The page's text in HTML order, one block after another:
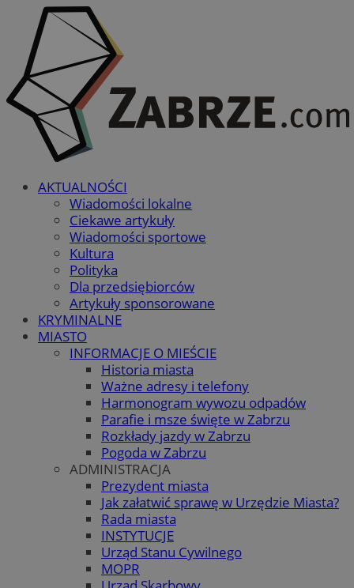
AKTUALNOŚCI
Wiadomości lokalne
Ciekawe artykuły
Wiadomości sportowe
Kultura
Polityka
Dla przedsiębiorców
Artykuły sponsorowane
KRYMINALNE
MIASTO
INFORMACJE O MIEŚCIE
Historia miasta
Ważne adresy i telefony
Harmonogram wywozu odpadów
Parafie i msze święte w Zabrzu
Rozkłady jazdy w Zabrzu
Pogoda w Zabrzu
ADMINISTRACJA
Prezydent miasta
Jak załatwić sprawę w Urzędzie Miasta?
Rada miasta
INSTYTUCJE
Urząd Stanu Cywilnego
MOPR